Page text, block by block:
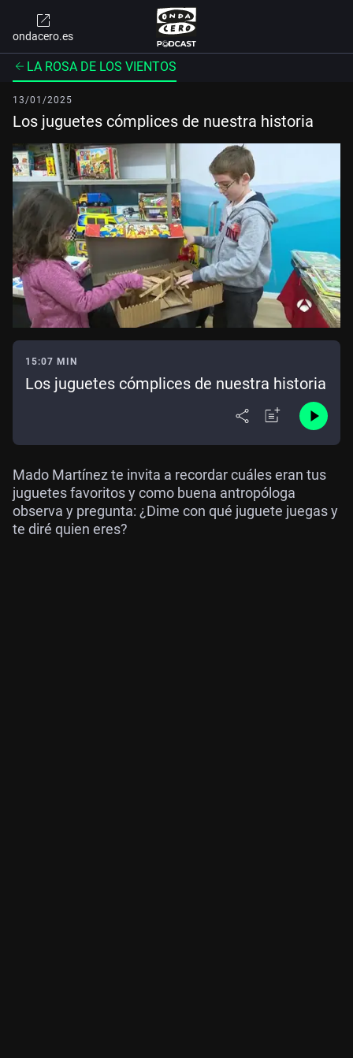
ondacero.es
LA ROSA DE LOS VIENTOS
13/01/2025
Los juguetes cómplices de nuestra historia
15:07 MIN
Los juguetes cómplices de nuestra historia
Mado Martínez te invita a recordar cuáles eran tus
juguetes favoritos y como buena antropóloga
observa y pregunta: ¿Dime con qué juguete juegas y
te diré quien eres?